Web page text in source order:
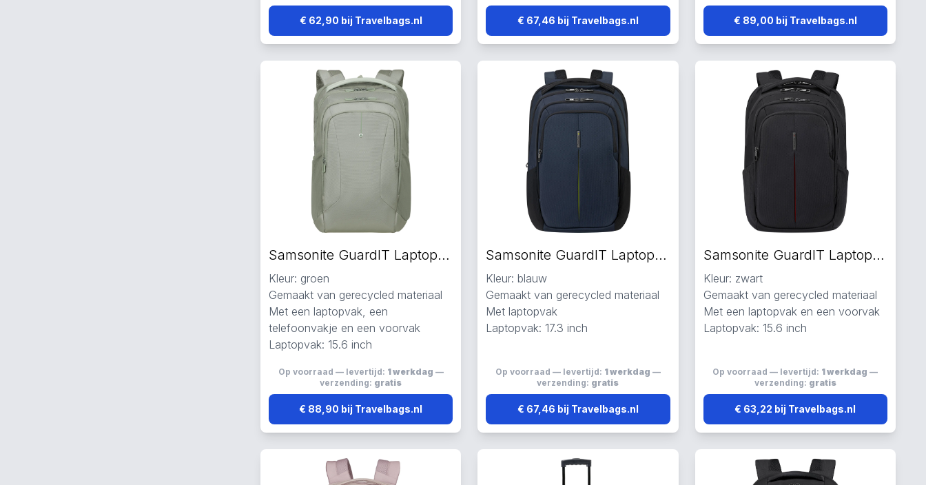
€ 62,90 bij Travelbags.nl € 67,46 bij Travelbags.nl € 89,00 bij Travelbags.nl
Samsonite GuardIT Laptop Rugzakken groen
Kleur: groen
Gemaakt van gerecycled materiaal
Met een laptopvak, een
telefoonvakje en een voorvak
Laptopvak: 15.6 inch
Op voorraad — levertijd: 1 werkdag —
verzending: gratis
€ 88,90 bij Travelbags.nl
Samsonite GuardIT Laptop Rugzakken blauw
Kleur: blauw
Gemaakt van gerecycled materiaal
Met laptopvak
Laptopvak: 17.3 inch
Op voorraad — levertijd: 1 werkdag —
verzending: gratis
€ 67,46 bij Travelbags.nl
Samsonite GuardIT Laptop Rugzakken zwart
Kleur: zwart
Gemaakt van gerecycled materiaal
Met een laptopvak en een voorvak
Laptopvak: 15.6 inch
Op voorraad — levertijd: 1 werkdag —
verzending: gratis
€ 63,22 bij Travelbags.nl